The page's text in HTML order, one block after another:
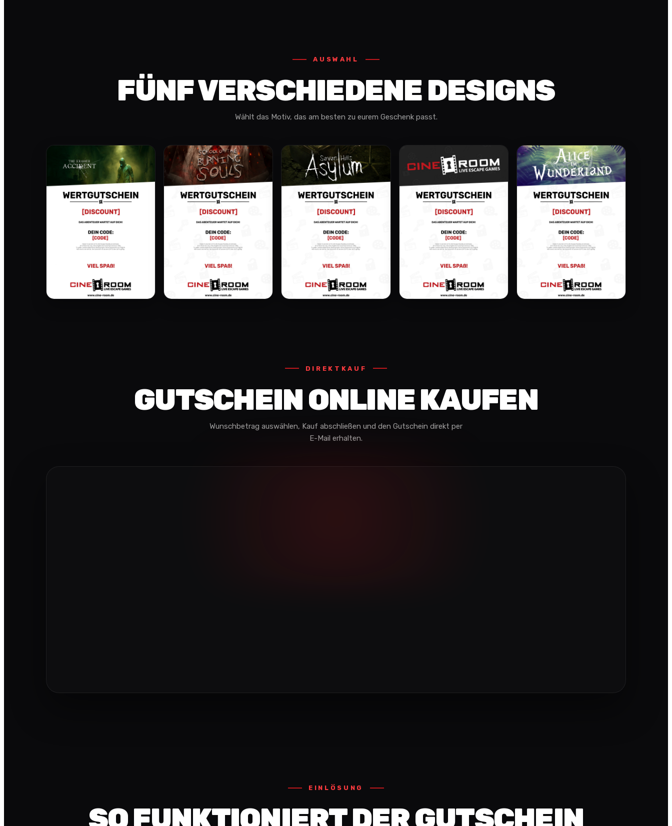
AUSWAHL
FÜNF VERSCHIEDENE DESIGNS
Wählt das Motiv, das am besten zu eurem Geschenk passt.
DIREKTKAUF
GUTSCHEIN ONLINE KAUFEN
Wunschbetrag auswählen, Kauf abschließen und den Gutschein direkt per
E-Mail erhalten.
EINLÖSUNG